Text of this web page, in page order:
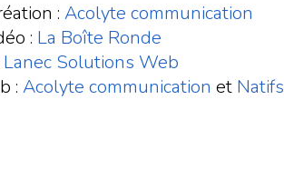
: Acolyte communication
: La Boîte Ronde
Lanec Solutions Web
: Acolyte communication et Natifs